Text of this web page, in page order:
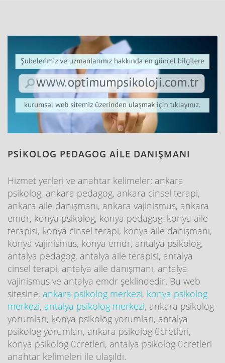
PSİKOLOG PEDAGOG AİLE DANIŞMANI
Hizmet yerleri ve anahtar kelimeler; ankara
psikolog, ankara pedagog, ankara cinsel terapi,
ankara aile danışmanı, ankara vajinismus, ankara
emdr, konya psikolog, konya pedagog, konya aile
terapisi, konya cinsel terapi, konya aile danışmanı,
konya vajinismus, konya emdr, antalya psikolog,
antalya pedagog, antalya aile terapisi, antalya
cinsel terapi, antalya aile danışmanı, antalya
vajinismus ve antalya emdr şeklindedir. Bu web
sitesine, ankara psikolog merkezi, konya psikolog
merkezi, antalya psikolog merkezi, ankara psikolog
yorumları, konya psikolog yorumları, antalya
psikolog yorumları, ankara psikolog ücretleri,
konya psikolog ücretleri, antalya psikolog ücretleri
anahtar kelimeleri ile ulaşıldı.